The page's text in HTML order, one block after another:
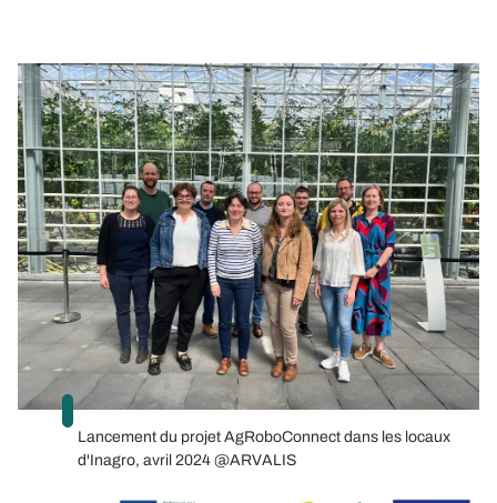
Lancement du projet AgRoboConnect dans les locaux
d'Inagro, avril 2024 @ARVALIS